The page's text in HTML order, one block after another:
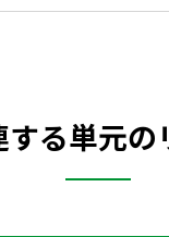
する単元の